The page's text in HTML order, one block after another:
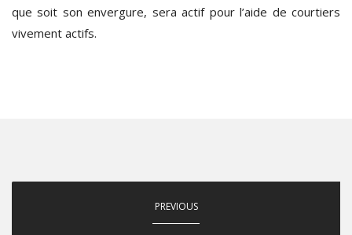
que soit son envergure, sera actif pour l’aide de courtiers
vivement actifs.
PREVIOUS